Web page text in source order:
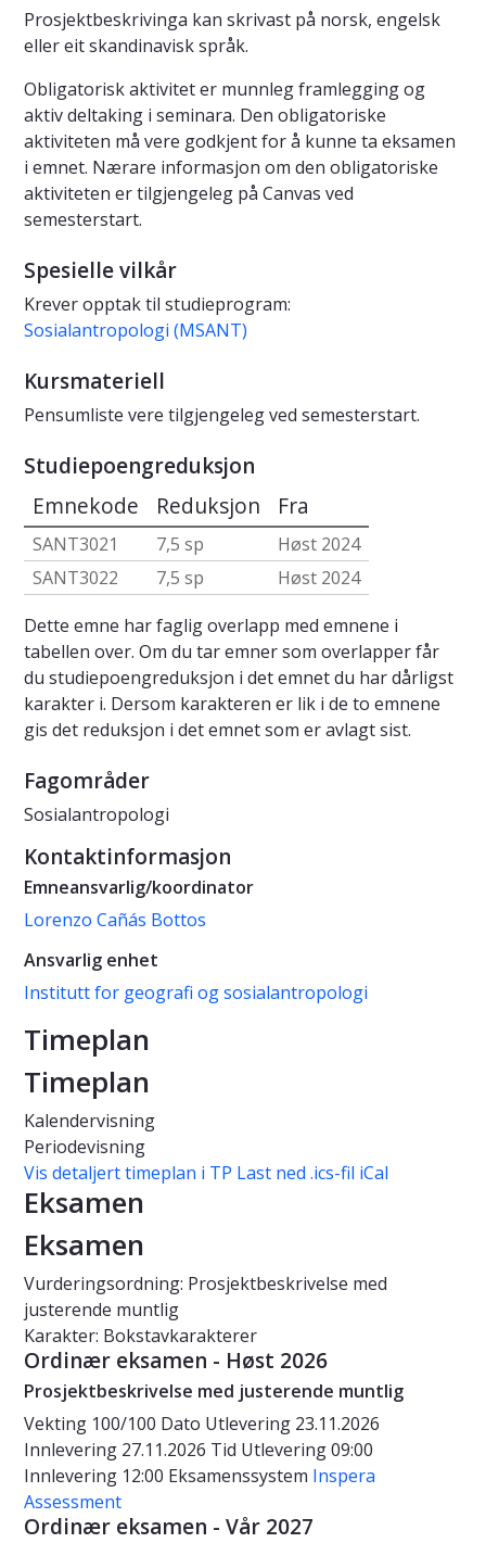
Prosjektbeskrivinga kan skrivast på norsk, engelsk
eller eit skandinavisk språk.
Obligatorisk aktivitet er munnleg framlegging og
aktiv deltaking i seminara. Den obligatoriske
aktiviteten må vere godkjent for å kunne ta eksamen
i emnet. Nærare informasjon om den obligatoriske
aktiviteten er tilgjengeleg på Canvas ved
semesterstart.
Spesielle vilkår
Krever opptak til studieprogram:
Sosialantropologi (MSANT)
Kursmateriell
Pensumliste vere tilgjengeleg ved semesterstart.
Studiepoengreduksjon
Emnekode Reduksjon Fra
SANT3021 7,5 sp
Høst 2024
SANT3022
7,5 sp
Høst 2024
Dette emne har faglig overlapp med emnene i
tabellen over. Om du tar emner som overlapper får
du studiepoengreduksjon i det emnet du har dårligst
karakter i. Dersom karakteren er lik i de to emnene
gis det reduksjon i det emnet som er avlagt sist.
Fagområder
Sosialantropologi
Kontaktinformasjon
Emneansvarlig/koordinator
Lorenzo Cañás Bottos
Ansvarlig enhet
Institutt for geografi og sosialantropologi
Timeplan
Timeplan
Kalendervisning
Periodevisning
Vis detaljert timeplan i TP Last ned .ics-fil iCal
Eksamen
Eksamen
Vurderingsordning: Prosjektbeskrivelse med
justerende muntlig
Karakter: Bokstavkarakterer
Ordinær eksamen - Høst 2026
Prosjektbeskrivelse med justerende muntlig
Vekting 100/100 Dato Utlevering 23.11.2026
Innlevering 27.11.2026 Tid Utlevering 09:00
Innlevering 12:00 Eksamenssystem Inspera
Assessment
Ordinær eksamen - Vår 2027